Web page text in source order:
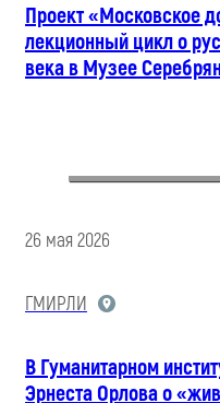
Проект «Московское
лекционный цикл о
века в Музее
26 мая 2026
ГМИРЛИ
В Гуманитарном
Эрнеста Орлова о